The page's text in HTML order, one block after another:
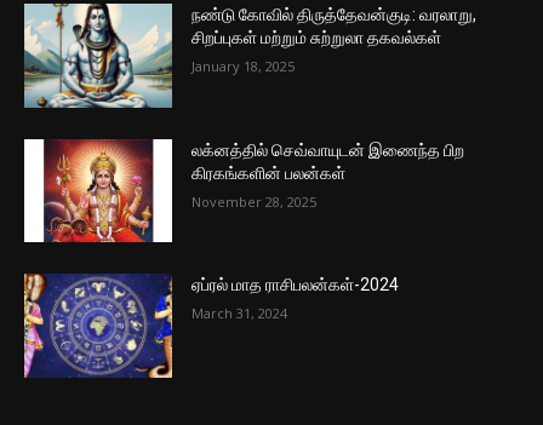
நண்டு கோவில் திருத்தேவன்குடி: வரலாறு,
சிறப்புகள் மற்றும் சுற்றுலா தகவல்கள்
January 18, 2025
லக்னத்தில் செவ்வாயுடன் இணைந்த பிற
கிரகங்களின் பலன்கள்
November 28, 2025
ஏப்ரல் மாத ராசிபலன்கள்-2024
March 31, 2024